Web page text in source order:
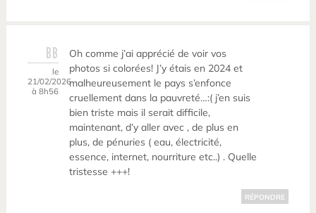
BB
le
21/02/2026
à 8h56
Oh comme j’ai apprécié de voir vos
photos si colorées! J’y étais en 2024 et
malheureusement le pays s’enfonce
cruellement dans la pauvreté…:( j’en suis
bien triste mais il serait difficile,
maintenant, d’y aller avec , de plus en
plus, de pénuries ( eau, électricité,
essence, internet, nourriture etc..) . Quelle
tristesse +++!
RÉPONDRE